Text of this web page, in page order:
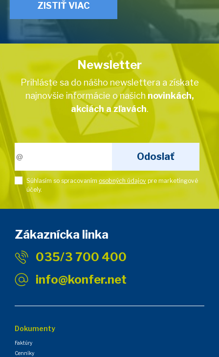
ZISTIŤ VIAC
Newsletter
Prihláste sa do nášho newslettera a získate
najnovšie informácie o našich novinkách,
akciách a zľavách.
Súhlasím so spracovaním osobných údajov pre marketingové
účely.
Zákaznícka linka
035/3 700 400
info@konfer.net
Dokumenty
Faktúry
Cenníky